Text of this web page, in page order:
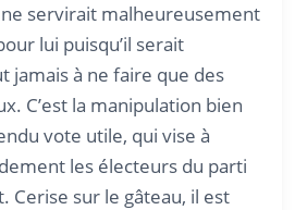
ne servirait malheureusement
lui puisqu’il serait
jamais à ne faire que des
C’est la manipulation bien
vote utile, qui vise à
les électeurs du parti
Cerise sur le gâteau, il est